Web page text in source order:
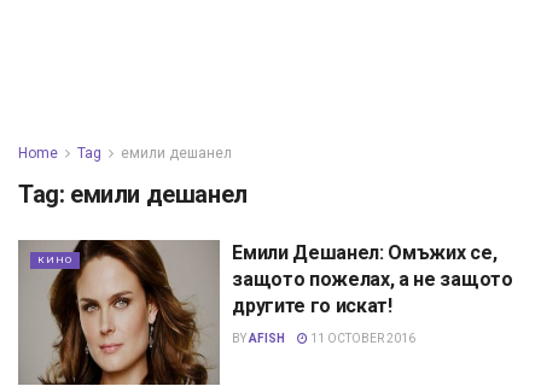
Home Tag емили дешанел
Tag: емили дешанел
КИНО
Eмили Дешанел: Омъжих се,
защото пожелах, а не защото
другите го искат!
BYAFISH 11 OCTOBER 2016